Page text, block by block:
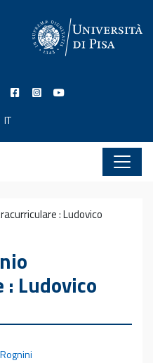
IT
: Ludovico
Ludovico